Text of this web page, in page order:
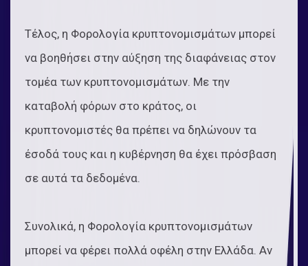
Τέλος, η Φορολογία κρυπτονομισμάτων μπορεί
να βοηθήσει στην αύξηση της διαφάνειας στον
τομέα των κρυπτονομισμάτων. Με την
καταβολή φόρων στο κράτος, οι
κρυπτονομιστές θα πρέπει να δηλώνουν τα
έσοδά τους και η κυβέρνηση θα έχει πρόσβαση
σε αυτά τα δεδομένα.
Συνολικά, η Φορολογία κρυπτονομισμάτων
μπορεί να φέρει πολλά οφέλη στην Ελλάδα. Αν